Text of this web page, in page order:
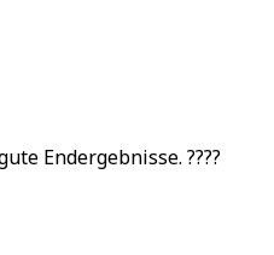
Endergebnisse. ????